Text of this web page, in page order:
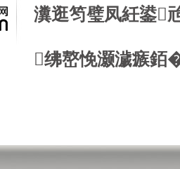
瀵逛笉璧凤紝鍙
绋嶅悗灏濊瘯銆